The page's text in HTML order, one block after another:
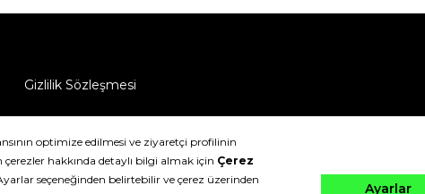
Gizlilik Sözleşmesi